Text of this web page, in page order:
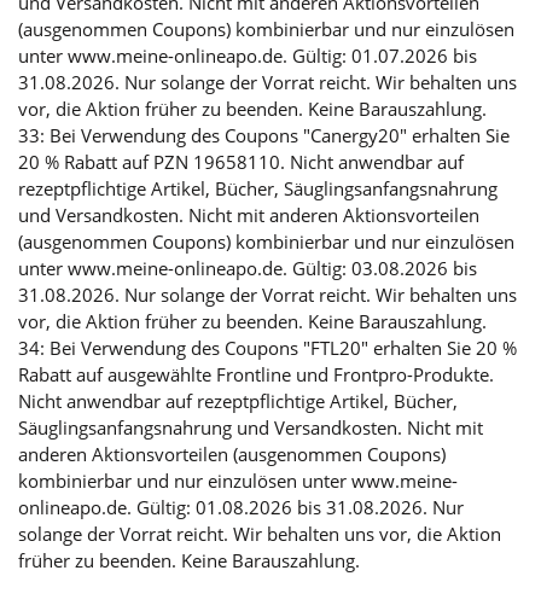
(ausgenommen Coupons) kombinierbar und nur einzulösen
unter www.meine-onlineapo.de. Gültig: 01.07.2026 bis
31.08.2026. Nur solange der Vorrat reicht. Wir behalten uns
vor, die Aktion früher zu beenden. Keine Barauszahlung.
33: Bei Verwendung des Coupons "Canergy20" erhalten Sie
20 % Rabatt auf PZN 19658110. Nicht anwendbar auf
rezeptpflichtige Artikel, Bücher, Säuglingsanfangsnahrung
und Versandkosten. Nicht mit anderen Aktionsvorteilen
(ausgenommen Coupons) kombinierbar und nur einzulösen
unter www.meine-onlineapo.de. Gültig: 03.08.2026 bis
31.08.2026. Nur solange der Vorrat reicht. Wir behalten uns
vor, die Aktion früher zu beenden. Keine Barauszahlung.
34: Bei Verwendung des Coupons "FTL20" erhalten Sie 20 %
Rabatt auf ausgewählte Frontline und Frontpro-Produkte.
Nicht anwendbar auf rezeptpflichtige Artikel, Bücher,
Säuglingsanfangsnahrung und Versandkosten. Nicht mit
anderen Aktionsvorteilen (ausgenommen Coupons)
kombinierbar und nur einzulösen unter www.meine-
onlineapo.de. Gültig: 01.08.2026 bis 31.08.2026. Nur
solange der Vorrat reicht. Wir behalten uns vor, die Aktion
früher zu beenden. Keine Barauszahlung.